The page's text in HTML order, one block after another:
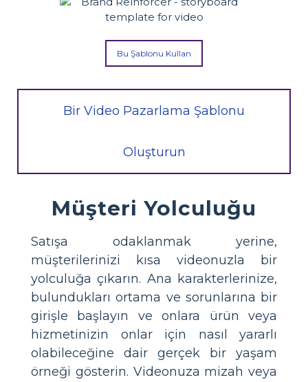
Bu Şablonu Kullan
Bir Video Pazarlama Şablonu
Oluşturun
Müşteri Yolculuğu
Satışa odaklanmak yerine,
müşterilerinizi kısa videonuzla bir
yolculuğa çıkarın. Ana karakterlerinize,
bulundukları ortama ve sorunlarına bir
girişle başlayın ve onlara ürün veya
hizmetinizin onlar için nasıl yararlı
olabileceğine dair gerçek bir yaşam
örneği gösterin. Videonuza mizah veya